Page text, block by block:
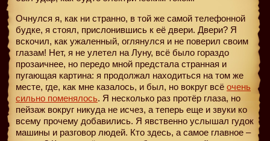
Очнулся я, как ни странно, в той же самой телефонной
будке, я стоял, прислонившись к её двери. Двери? Я
вскочил, как ужаленный, оглянулся и не поверил своим
глазам! Нет, я не улетел на Луну, всё было гораздо
прозаичнее, но передо мной предстала странная и
пугающая картина: я продолжал находиться на том же
месте, где, как мне казалось, и был, но вокруг всё очень
сильно поменялось. Я несколько раз протёр глаза, но
пейзаж вокруг никуда не исчез, а теперь еще и звуки ко
всему прочему добавились. Я явственно услышал гудок
машины и разговор людей. Кто здесь, а самое главное –